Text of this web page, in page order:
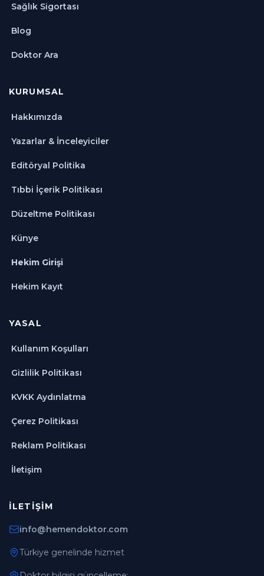
Sağlık Sigortası
Blog
Doktor Ara
KURUMSAL
Hakkımızda
Yazarlar & İnceleyiciler
Editöryal Politika
Tıbbi İçerik Politikası
Düzeltme Politikası
Künye
Hekim Girişi
Hekim Kayıt
YASAL
Kullanım Koşulları
Gizlilik Politikası
KVKK Aydınlatma
Çerez Politikası
Reklam Politikası
İletişim
İLETIŞIM
info@hemendoktor.com
Türkiye genelinde hizmet